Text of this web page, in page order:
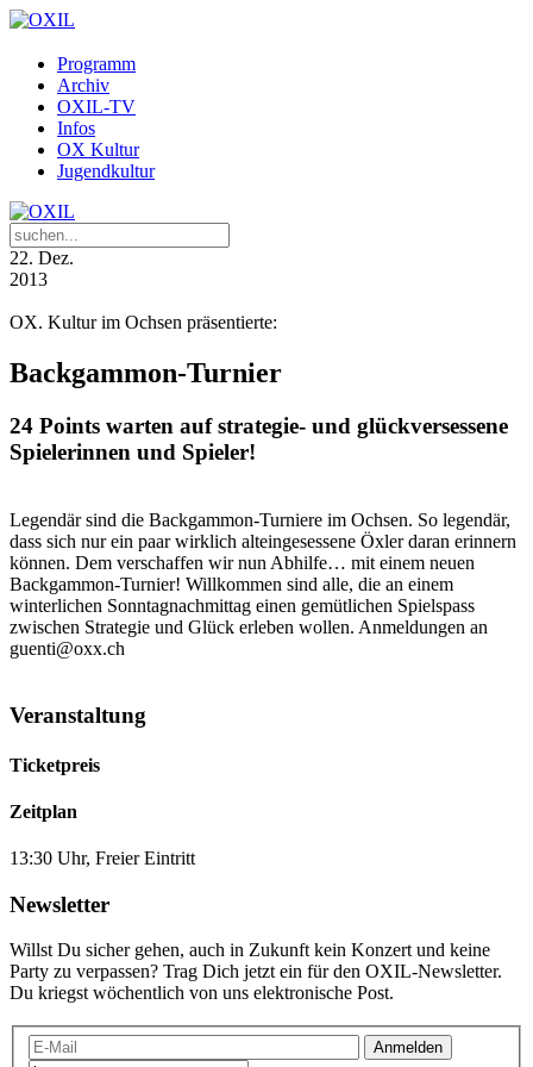
Programm
Archiv
OXIL-TV
Infos
OX Kultur
Jugendkultur
22. Dez.
2013
OX. Kultur im Ochsen präsentierte:
Backgammon-Turnier
24 Points warten auf strategie- und glückversessene
Spielerinnen und Spieler!
Legendär sind die Backgammon-Turniere im Ochsen. So legendär,
dass sich nur ein paar wirklich alteingesessene Öxler daran erinnern
können. Dem verschaffen wir nun Abhilfe… mit einem neuen
Backgammon-Turnier! Willkommen sind alle, die an einem
winterlichen Sonntagnachmittag einen gemütlichen Spielspass
zwischen Strategie und Glück erleben wollen. Anmeldungen an
guenti@oxx.ch
Veranstaltung
Ticketpreis
Zeitplan
13:30 Uhr, Freier Eintritt
Newsletter
Willst Du sicher gehen, auch in Zukunft kein Konzert und keine
Party zu verpassen? Trag Dich jetzt ein für den OXIL-Newsletter.
Du kriegst wöchentlich von uns elektronische Post.
Anmelden